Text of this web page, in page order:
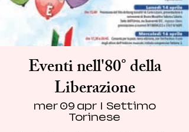
Eventi nell'80° della
Liberazione
mer 09 apr
  |
Settimo
Torinese